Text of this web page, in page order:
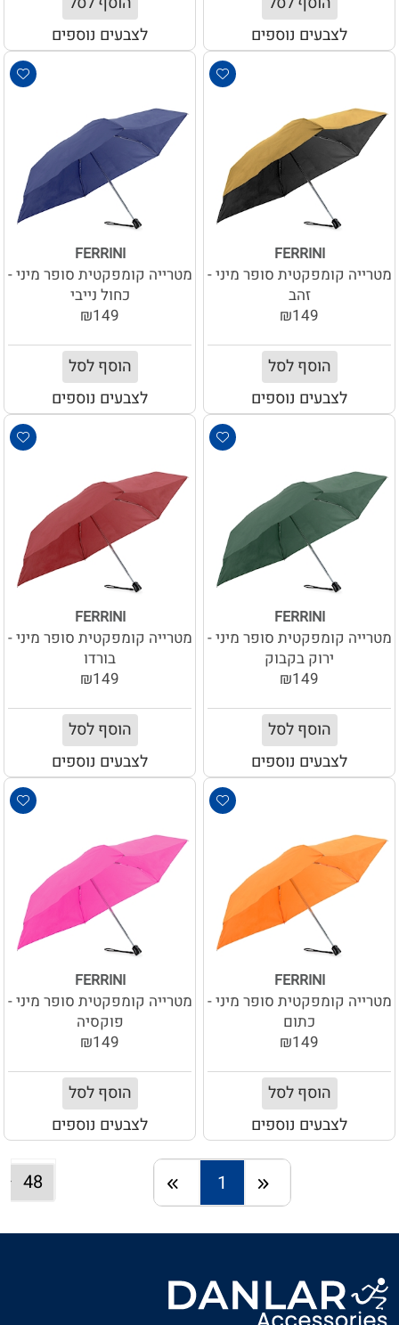
לצבעים נוספים
לצבעים נוספים
FERRINI
מטרייה קומפקטית סופר מיני -
זהב
₪149
הוסף לסל
לצבעים נוספים
FERRINI
מטרייה קומפקטית סופר מיני -
כחול נייבי
₪149
הוסף לסל
לצבעים נוספים
FERRINI
מטרייה קומפקטית סופר מיני -
ירוק בקבוק
₪149
הוסף לסל
לצבעים נוספים
FERRINI
מטרייה קומפקטית סופר מיני -
בורדו
₪149
הוסף לסל
לצבעים נוספים
FERRINI
מטרייה קומפקטית סופר מיני -
כתום
₪149
הוסף לסל
לצבעים נוספים
FERRINI
מטרייה קומפקטית סופר מיני -
פוקסיה
₪149
הוסף לסל
לצבעים נוספים
1